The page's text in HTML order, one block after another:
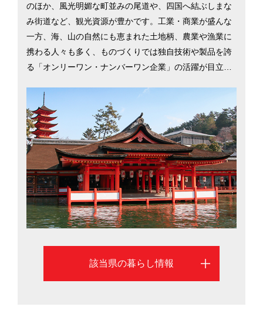
のほか、風光明媚な町並みの尾道や、四国へ結ぶしまな
み街道など、観光資源が豊かです。工業・商業が盛んな
一方、海、山の自然にも恵まれた土地柄、農業や漁業に
携わる人々も多く、ものづくりでは独自技術や製品を誇
る「オンリーワン・ナンバーワン企業」の活躍が目立ち
ー大阪間は新幹線で約1時間40分。他府県へも気軽に訪
れられる交通網が整っています。また、野球の広島カー
プをはじめ、サッカーやバレーボールなどでも広島を本
拠地とするチームは多く、スポーツ観戦に費やす時間の
長さは全国一位（2016年総務省調べ）。広島市と福山市
での暮らしを考える際に役立つ、さまざまな移住支援情
報を掲載しています。
該当県の暮らし情報